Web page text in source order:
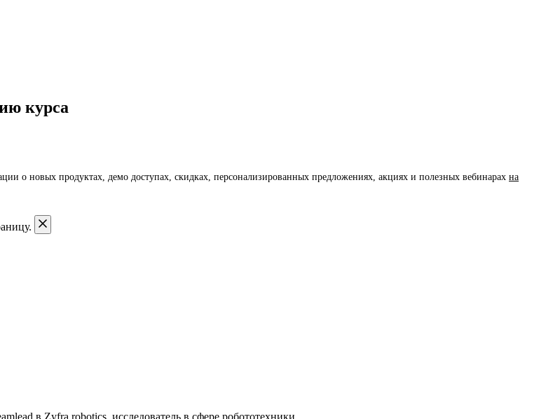
курса
о новых продуктах, демо доступах, скидках, персонализированных предложениях, акциях и полезных вебинарах на
в Zyfra robotics, исследователь в сфере робототехники.